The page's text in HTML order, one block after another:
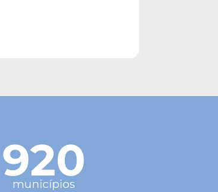
920
municípios